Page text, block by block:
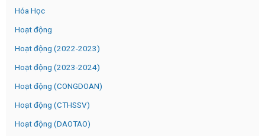
Hóa Học
Hoạt động
Hoạt động (2022-2023)
Hoạt động (2023-2024)
Hoạt động (CONGDOAN)
Hoạt động (CTHSSV)
Hoạt động (DAOTAO)